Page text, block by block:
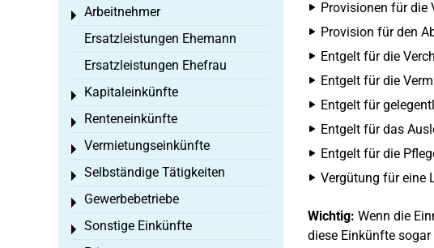
Provisionen für die
Provision für den
Entgelt für die
Entgelt für die
Entgelt für
Entgelt für das
Entgelt für die
Vergütung für eine
Wichtig: Wenn die
diese Einkünfte
Arbeitnehmer
Toggle menu
Ersatzleistungen Ehemann
Ersatzleistungen Ehefrau
Kapitaleinkünfte
Toggle menu
Renteneinkünfte
Toggle menu
Vermietungseinkünfte
Toggle menu
Selbständige Tätigkeiten
Toggle menu
Gewerbebetriebe
Toggle menu
Sonstige Einkünfte
Toggle menu